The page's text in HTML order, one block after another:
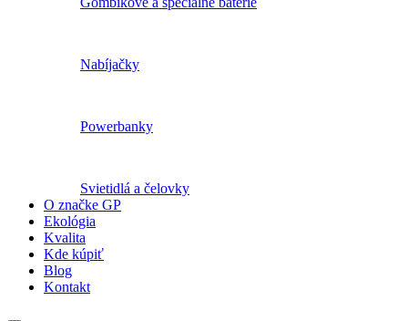
Nabíjačky
Powerbanky
Svietidlá a čelovky
O značke GP
Ekológia
Kvalita
Kde kúpiť
Blog
Kontakt